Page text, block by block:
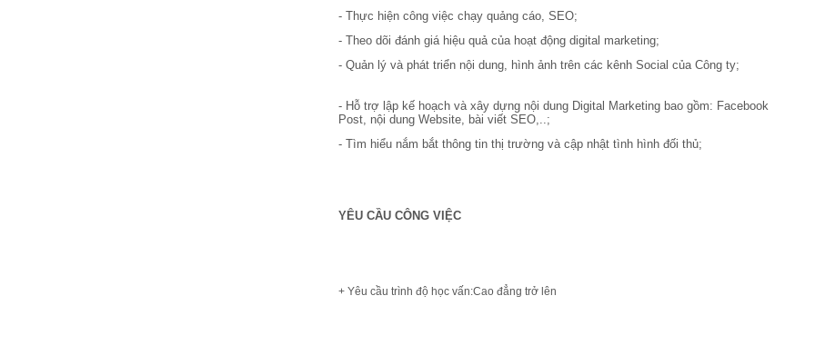
- Thực hiện công việc chạy quảng cáo, SEO;
- Theo dõi đánh giá hiệu quả của hoạt động digital marketing;
- Quản lý và phát triển nội dung, hình ảnh trên các kênh Social của Công ty;
- Hỗ trợ lập kế hoạch và xây dựng nội dung Digital Marketing bao gồm: Facebook
Post, nội dung Website, bài viết SEO,..;
- Tìm hiểu nắm bắt thông tin thị trường và cập nhật tình hình đối thủ;
YÊU CẦU CÔNG VIỆC
+ Yêu cầu trình độ học vấn:Cao đẳng trở lên